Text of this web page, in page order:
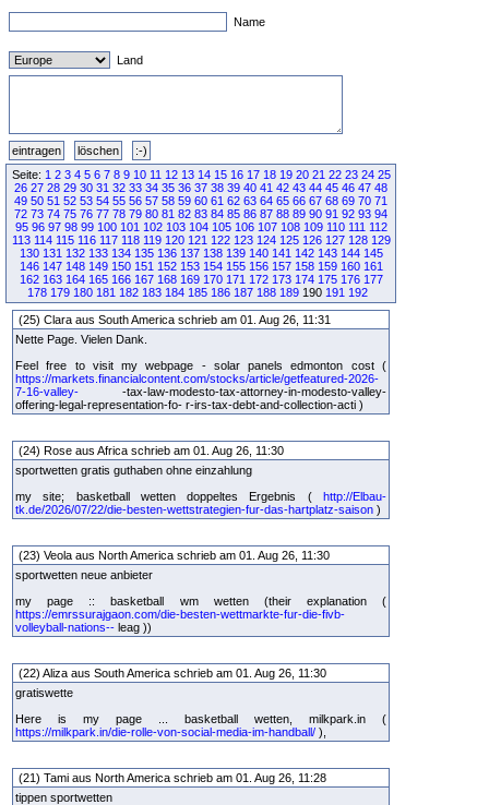
Name
Land
Seite: 1 2 3 4 5 6 7 8 9 10 11 12 13 14 15 16 17 18 19 20 21 22 23 24 25
26 27 28 29 30 31 32 33 34 35 36 37 38 39 40 41 42 43 44 45 46 47 48
49 50 51 52 53 54 55 56 57 58 59 60 61 62 63 64 65 66 67 68 69 70 71
72 73 74 75 76 77 78 79 80 81 82 83 84 85 86 87 88 89 90 91 92 93 94
95 96 97 98 99 100 101 102 103 104 105 106 107 108 109 110 111 112
113 114 115 116 117 118 119 120 121 122 123 124 125 126 127 128 129
130 131 132 133 134 135 136 137 138 139 140 141 142 143 144 145
146 147 148 149 150 151 152 153 154 155 156 157 158 159 160 161
162 163 164 165 166 167 168 169 170 171 172 173 174 175 176 177
178 179 180 181 182 183 184 185 186 187 188 189 190 191 192
(25) Clara aus South America schrieb am 01. Aug 26, 11:31
Nette Page. Vielen Dank.
Feel free to visit my webpage - solar panels edmonton cost (
https://markets.financialcontent.com/stocks/article/getfeatured-2026-
7-16-valley- -tax-law-modesto-tax-attorney-in-modesto-valley-
offering-legal-representation-fo- r-irs-tax-debt-and-collection-acti )
(24) Rose aus Africa schrieb am 01. Aug 26, 11:30
sportwetten gratis guthaben ohne einzahlung
my site; basketball wetten doppeltes Ergebnis ( http://Elbau-
tk.de/2026/07/22/die-besten-wettstrategien-fur-das-hartplatz-saison )
(23) Veola aus North America schrieb am 01. Aug 26, 11:30
sportwetten neue anbieter
my page :: basketball wm wetten (their explanation (
https://emrssurajgaon.com/die-besten-wettmarkte-fur-die-fivb-
volleyball-nations-- leag ))
(22) Aliza aus South America schrieb am 01. Aug 26, 11:30
gratiswette
Here is my page ... basketball wetten, milkpark.in (
https://milkpark.in/die-rolle-von-social-media-im-handball/ ),
(21) Tami aus North America schrieb am 01. Aug 26, 11:28
tippen sportwetten